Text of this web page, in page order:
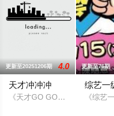
更新至20251206期 4.0
天才冲冲冲
《天才GO GO GO》是华视
更新至76期
综艺一
《综艺